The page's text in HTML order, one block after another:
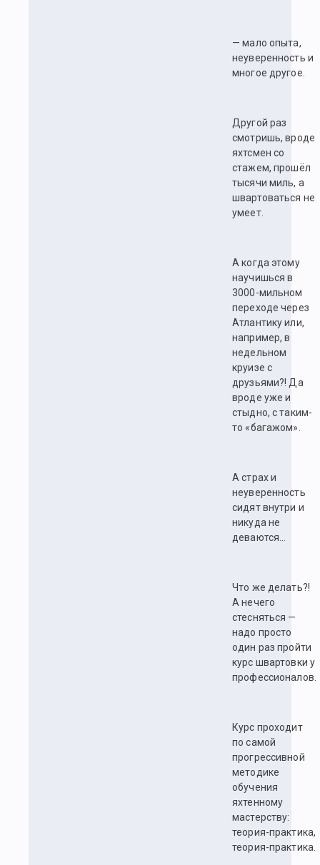
— мало опыта,
неуверенность и
многое другое.
Другой раз
смотришь, вроде
яхтсмен со
стажем, прошёл
тысячи миль, а
швартоваться не
умеет.
А когда этому
научишься в
3000-мильном
переходе через
Атлантику или,
например, в
недельном
круизе с
друзьями?! Да
вроде уже и
стыдно, с таким-
то «багажом».
А страх и
неуверенность
сидят внутри и
никуда не
деваются…
Что же делать?!
А нечего
стесняться —
надо просто
один раз пройти
курс швартовки у
профессионалов.
Курс проходит
по самой
прогрессивной
методике
обучения
яхтенному
мастерству:
теория-практика,
теория-практика.